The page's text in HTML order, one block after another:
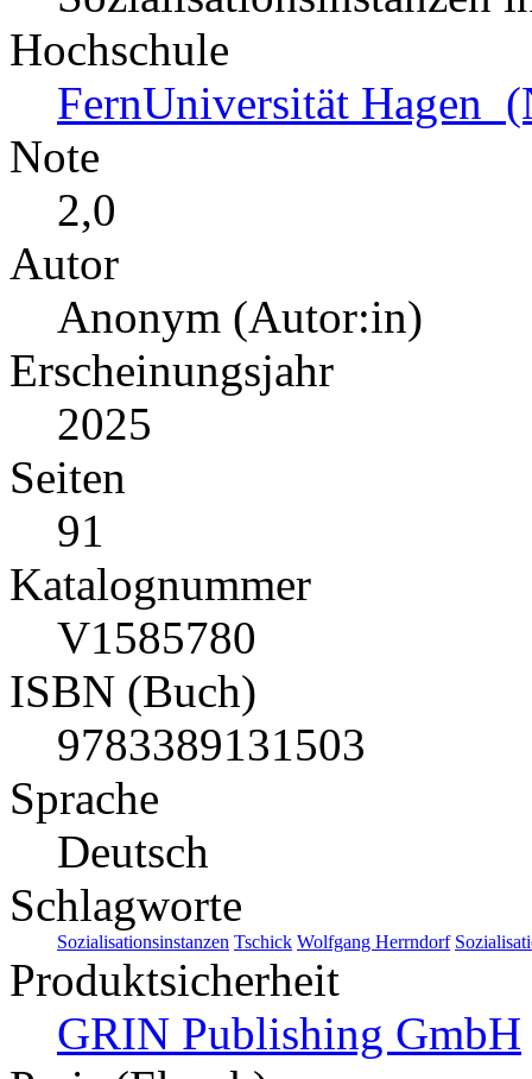
Hochschule
FernUniversität Hagen
Note
2,0
Autor
Anonym (Autor:in)
Erscheinungsjahr
2025
Seiten
91
Katalognummer
V1585780
ISBN (Buch)
9783389131503
Sprache
Deutsch
Schlagworte
Sozialisationsinstanzen Tschick Wolfgang Herrndorf
Produktsicherheit
GRIN Publishing GmbH